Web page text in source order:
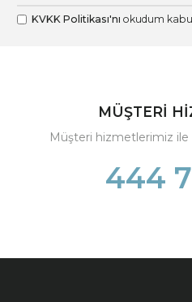
KVKK Politikası'nı okudum
MÜŞTERİ
Müşteri hizmetlerimiz
444